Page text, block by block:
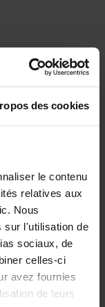
des cookies
le contenu
relatives aux
Nous
sur l'utilisation de
sociaux, de
celles-ci
avez fournies
de leurs
les produits